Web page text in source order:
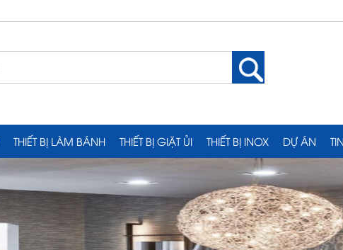
THIẾT BỊ LÀM BÁNH THIẾT BỊ GIẶT ỦI THIẾT BỊ INOX DỰ ÁN